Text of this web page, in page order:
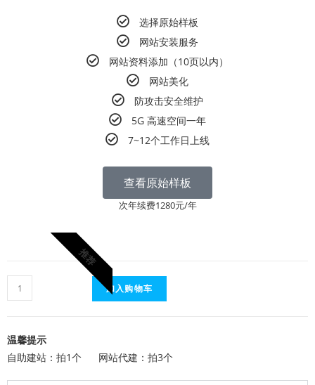
选择原始样板
网站安装服务
网站资料添加（10页以内）
网站美化
防攻击安全维护
5G 高速空间一年
7~12个工作日上线
查看原始样板
次年续费1280元/年
推荐
加入购物车
温馨提示
自助建站：拍1个 网站代建：拍3个